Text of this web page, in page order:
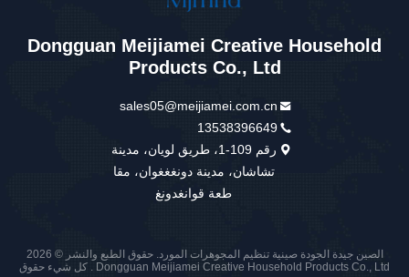
Dongguan Meijiamei Creative Household
Products Co., Ltd
sales05@meijiamei.com.cn
13538396649
رقم 109-1، طريق لويان، مدينة
تشاشان، مدينة دونغغغوان، مقا
طعة قوانغدونغ
الصين جيدة الجودة صينية تنظيم المجوهرات المورد. حقوق الطبع والنشر © 2026
Dongguan Meijiamei Creative Household Products Co., Ltd . كل شيء حقوق